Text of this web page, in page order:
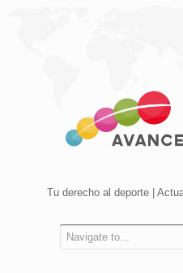
Tu derecho al deporte |
Navigate to...